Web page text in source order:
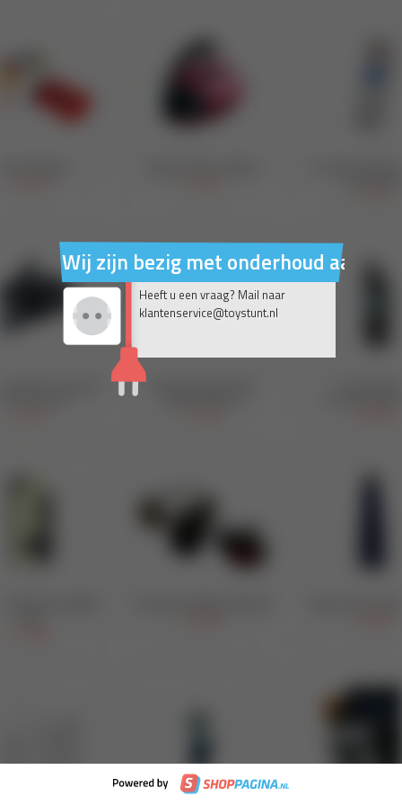
Wij zijn bezig met onderhoud aan
Heeft u een vraag? Mail naar
klantenservice@toystunt.nl